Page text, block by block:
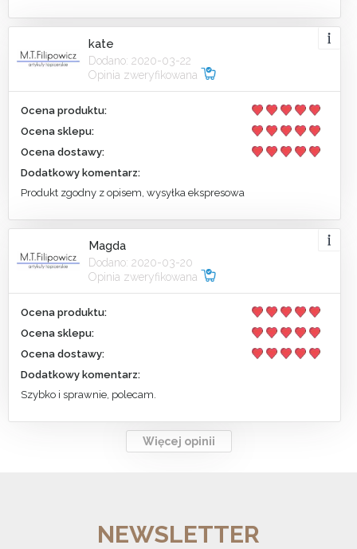
kate
Dodano: 2020-03-22
Opinia zweryfikowana
Ocena produktu:
Ocena sklepu:
Ocena dostawy:
Dodatkowy komentarz:
Produkt zgodny z opisem, wysyłka ekspresowa
Magda
Dodano: 2020-03-20
Opinia zweryfikowana
Ocena produktu:
Ocena sklepu:
Ocena dostawy:
Dodatkowy komentarz:
Szybko i sprawnie, polecam.
Więcej opinii
NEWSLETTER